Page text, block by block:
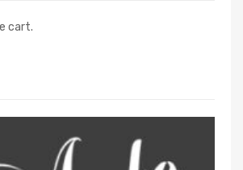
cart.